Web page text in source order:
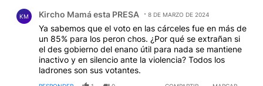
KM Kircho Mamá esta PRESA 8 DE MARZO DE 2024
Ya sabemos que el voto en las cárceles fue en más de
un 85% para los peron chos. ¿Por qué se extrañan si
el des gobierno del enano útil para nada se mantiene
inactivo y en silencio ante la violencia? Todos los
ladrones son sus votantes.